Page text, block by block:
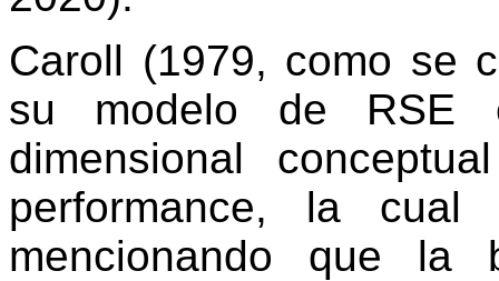
Caroll (1979, como se
su modelo de RSE
dimensional
performance, la
mencionando que la